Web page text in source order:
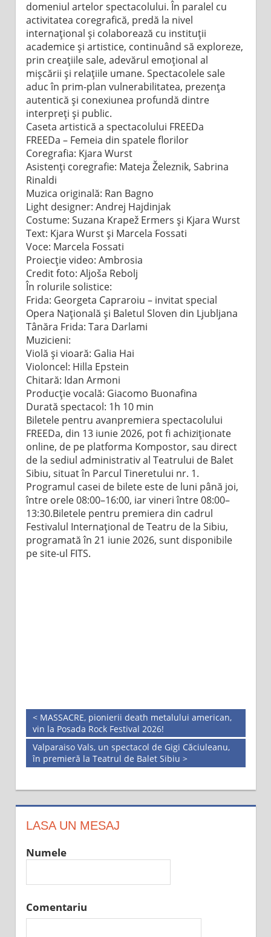
domeniul artelor spectacolului. În paralel cu
activitatea coregrafică, predă la nivel
internațional și colaborează cu instituții
academice și artistice, continuând să exploreze,
prin creațiile sale, adevărul emoțional al
mișcării și relațiile umane. Spectacolele sale
aduc în prim-plan vulnerabilitatea, prezența
autentică și conexiunea profundă dintre
interpreți și public.
Caseta artistică a spectacolului FREEDa
FREEDa – Femeia din spatele florilor
Coregrafia: Kjara Wurst
Asistenți coregrafie: Mateja Železnik, Sabrina
Rinaldi
Muzica originală: Ran Bagno
Light designer: Andrej Hajdinjak
Costume: Suzana Krapež Ermers și Kjara Wurst
Text: Kjara Wurst și Marcela Fossati
Voce: Marcela Fossati
Proiecție video: Ambrosia
Credit foto: Aljoša Rebolj
În rolurile solistice:
Frida: Georgeta Capraroiu – invitat special
Opera Națională și Baletul Sloven din Ljubljana
Tânăra Frida: Tara Darlami
Muzicieni:
Violă și vioară: Galia Hai
Violoncel: Hilla Epstein
Chitară: Idan Armoni
Producție vocală: Giacomo Buonafina
Durată spectacol: 1h 10 min
Biletele pentru avanpremiera spectacolului
FREEDa, din 13 iunie 2026, pot fi achiziționate
online, de pe platforma Kompostor, sau direct
de la sediul administrativ al Teatrului de Balet
Sibiu, situat în Parcul Tineretului nr. 1.
Programul casei de bilete este de luni până joi,
între orele 08:00–16:00, iar vineri între 08:00–
13:30.Biletele pentru premiera din cadrul
Festivalul Internațional de Teatru de la Sibiu,
programată în 21 iunie 2026, sunt disponibile
pe site-ul FITS.
< MASSACRE, pionierii death metalului american,
vin la Posada Rock Festival 2026!
Valparaiso Vals, un spectacol de Gigi Căciuleanu,
în premieră la Teatrul de Balet Sibiu >
LASA UN MESAJ
Numele
Comentariu